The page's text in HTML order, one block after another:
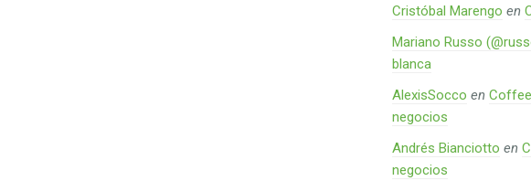
Cristóbal Marengo en
Mariano Russo
blanca
AlexisSocco en
negocios
Andrés Bianciotto en
negocios